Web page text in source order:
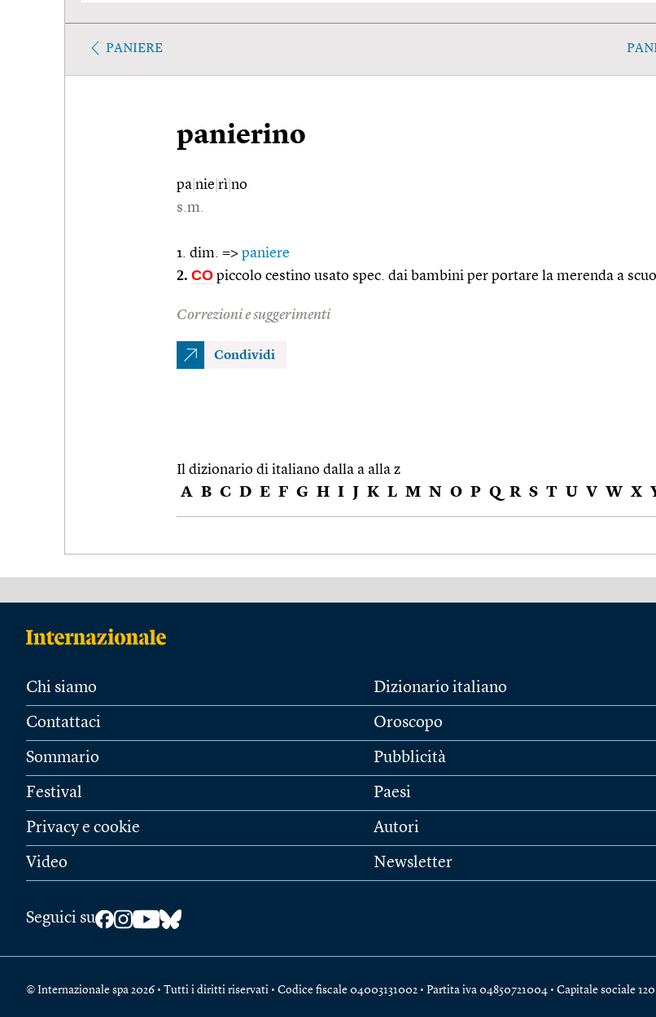
PANIERE
panierino
pa nie rì no
s.m.
1. dim. => paniere
2. CO piccolo cestino usato spec. dai bambini per portare la merenda a
Correzioni e suggerimenti
Condividi
Il dizionario di italiano dalla a alla z
A B C D E F G H I J K L M N O P Q R S T U V W X
Chi siamo
Contattaci
Sommario
Festival
Privacy e cookie
Video
Dizionario italiano
Oroscopo
Pubblicità
Paesi
Autori
Newsletter
Seguici su
© Internazionale spa 2026 • Tutti i diritti riservati • Codice fiscale 04003131002 • Partita iva 04850721004 • Capitale sociale